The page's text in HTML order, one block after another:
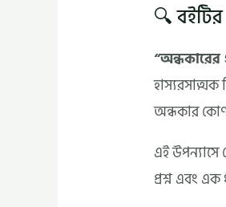
🔍
“অন্ধকারের
অন্ধকার
এই উপন্যাসে
প্রশ্ন এবং